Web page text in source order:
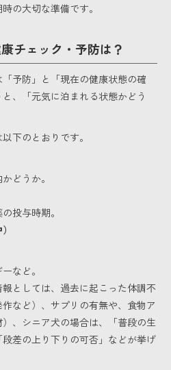
の大切な準備です。
チェック・予防は？
予防」と「現在の健康状態の確
、「元気に泊まれる状態かどう
下のとおりです。
どうか。
投与時期。
など。
としては、過去に起こった体調不
など）、サプリの有無や、食物ア
、シニア犬の場合は、「普段の生
差の上り下りの可否」などが挙げ